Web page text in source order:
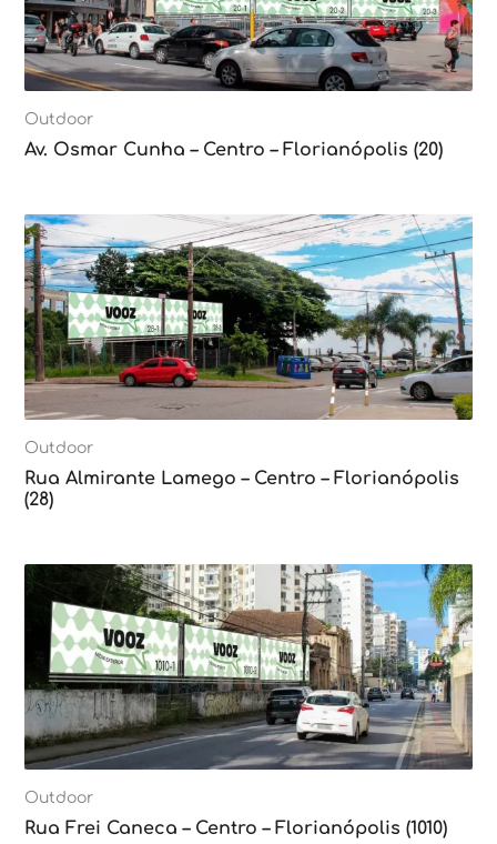
Outdoor
Av. Osmar Cunha – Centro – Florianópolis (20)
Outdoor
Rua Almirante Lamego – Centro – Florianópolis
(28)
Outdoor
Rua Frei Caneca – Centro – Florianópolis (1010)